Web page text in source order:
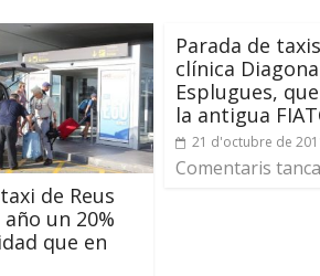
de Reus
un 20%
que en
Parada de
clínica
Esplugues,
la antigua
21 d'octubre de
Comentaris